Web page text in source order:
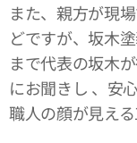
また、親方が現
どですが、坂木
まで代表の坂木
にお聞きし 、安
職人の顔が見える